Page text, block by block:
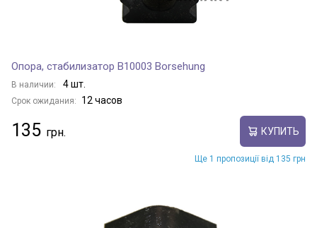
Опора, стабилизатор B10003 Borsehung
В наличии: 4 шт.
Срок ожидания: 12 часов
135 КУПИТЬ
Ще 1 пропозиції від 135 грн